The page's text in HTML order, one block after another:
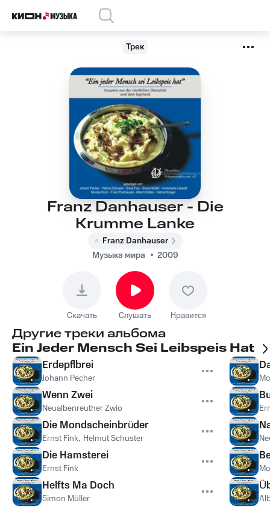
Трек
Franz Danhauser - Die
Krumme Lanke
Franz Danhauser
Музыка мира
2009
Скачать Слушать Нравится
Другие треки альбома
Ein Jeder Mensch Sei Leibspeis Hat
Erdepflbrei
Johann Pecher
Wenn Zwei
Neualbenreuther Zwio
Die Mondscheinbrüder
Ernst Fink, Helmut Schuster
Die Hamsterei
Ernst Fink
Helfts Ma Doch
Simon Müller